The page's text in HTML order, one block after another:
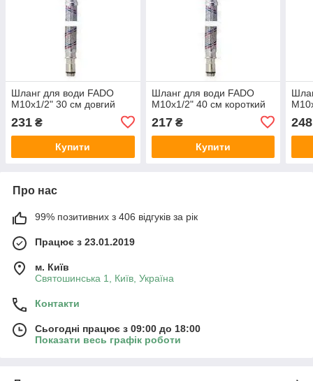
Шланг для води FADO
M10х1/2" 30 см довгий
231 ₴
Купити
Шланг для води FADO
M10х1/2" 40 см короткий
217₴
Купити
248
Про нас
99% позитивних з 406 відгуків за рік
Працює з 23.01.2019
м. Київ
Святошинська 1, Київ, Україна
Контакти
Сьогодні працює з 09:00 до 18:00
Показати весь графік роботи